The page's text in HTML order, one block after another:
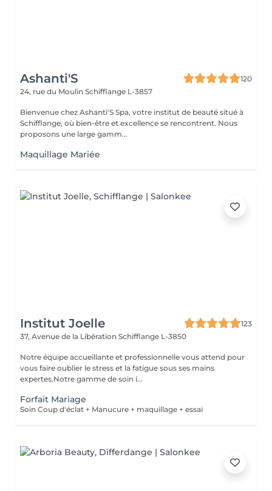
Ashanti'S
120
24, rue du Moulin Schifflange L-3857
Bienvenue chez Ashanti'S Spa, votre institut de beauté situé à
Schifflange, où bien-être et excellence se rencontrent. Nous
proposons une large gamm...
Maquillage Mariée
Institut Joelle
123
37, Avenue de la Libération Schifflange L-3850
Notre équipe accueillante et professionnelle vous attend pour
vous faire oublier le stress et la fatigue sous ses mains
expertes.Notre gamme de soin i...
Forfait Mariage
Soin Coup d'éclat + Manucure + maquillage + essai